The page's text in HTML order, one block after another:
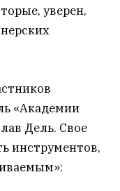
уверен,
«Академии
Дель. Свое
инструментов,